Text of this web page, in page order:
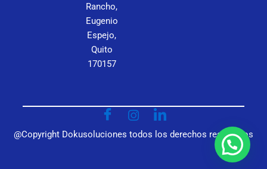
Rancho,
Eugenio
Espejo,
Quito
170157
@Copyright Dokusoluciones todos los derechos reservados